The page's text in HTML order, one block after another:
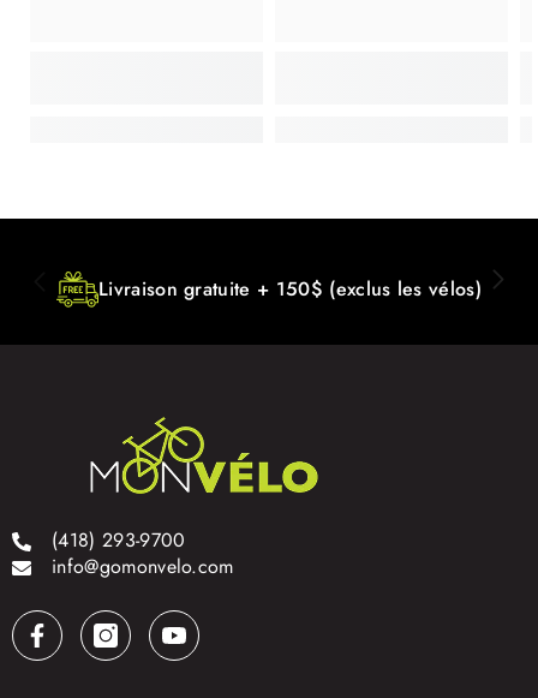
Livraison gratuite + 150$ (exclus les vélos)
(418) 293-9700
info@gomonvelo.com